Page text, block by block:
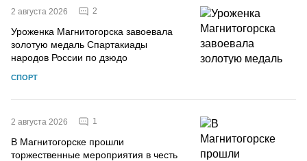
2 августа 2026 2
Уроженка Магнитогорска завоевала
золотую медаль Спартакиады
народов России по дзюдо
СПОРТ
2 августа 2026 1
В Магнитогорске прошли
торжественные мероприятия в честь